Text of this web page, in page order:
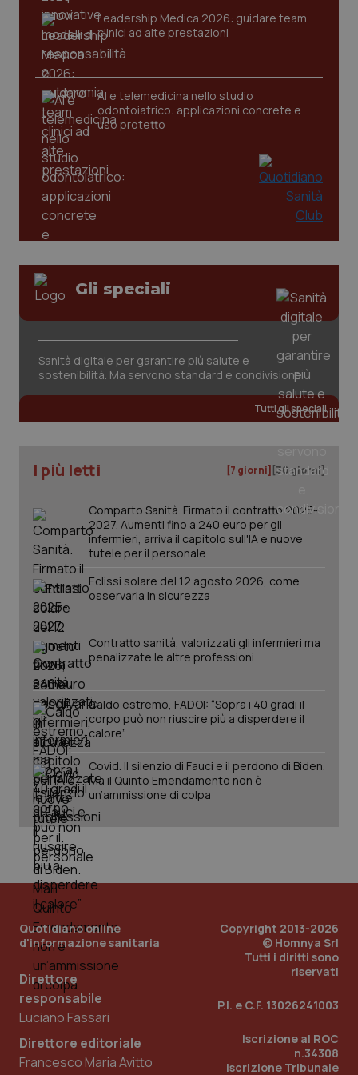
Leadership Medica 2026: guidare team
clinici ad alte prestazioni
AI e telemedicina nello studio
odontoiatrico: applicazioni concrete e
uso protetto
Gli speciali
Sanità digitale per garantire più salute e
sostenibilità. Ma servono standard e condivisione
Tutti gli speciali
I più letti [7 giorni] [30 giorni]
Comparto Sanità. Firmato il contratto 2025-
2027. Aumenti fino a 240 euro per gli
infermieri, arriva il capitolo sull'IA e nuove
tutele per il personale
Eclissi solare del 12 agosto 2026, come
osservarla in sicurezza
Contratto sanità, valorizzati gli infermieri ma
penalizzate le altre professioni
Caldo estremo, FADOI: “Sopra i 40 gradi il
corpo può non riuscire più a disperdere il
calore”
Covid. Il silenzio di Fauci e il perdono di Biden.
Ma il Quinto Emendamento non è
un’ammissione di colpa
Quotidiano online
d'informazione sanitaria
Direttore
responsabile
Luciano Fassari
Direttore editoriale
Francesco Maria Avitto
Copyright 2013-2026
© Homnya Srl
Tutti i diritti sono
riservati
P.I. e C.F. 13026241003
Iscrizione al ROC
n.34308
Iscrizione Tribunale
www.quotidianosanita.it
tracking-sites-ironfish-
session-id
www.quotidianosanita.it
PHPSESSID